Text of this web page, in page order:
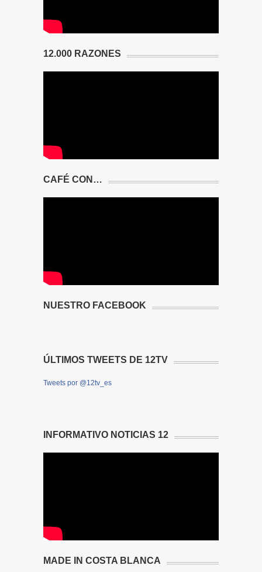
12.000 RAZONES
CAFÉ CON…
NUESTRO FACEBOOK
ÚLTIMOS TWEETS DE 12TV
Tweets por @12tv_es
INFORMATIVO NOTICIAS 12
MADE IN COSTA BLANCA